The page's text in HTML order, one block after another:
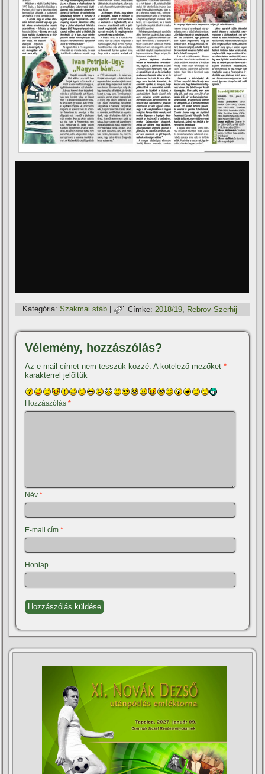
Kategória: Szakmai stáb | Címke: 2018/19 Rebrov Szerhij
Vélemény, hozzászólás?
Az e-mail címet nem tesszük közzé. A kötelező mezőket*
karakterrel jelöltük
Hozzászólás*
Név*
E-mail cím*
Honlap